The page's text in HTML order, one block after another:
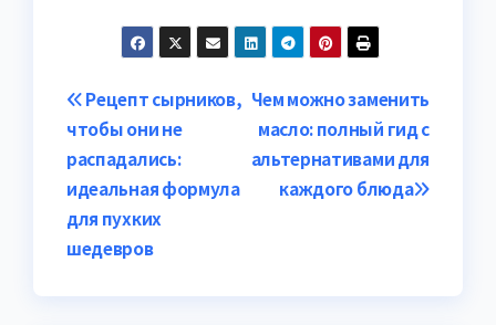
Навигация
по
записям
Чем можно заменить
масло: полный гид с
альтернативами для
каждого блюда
Рецепт сырников,
чтобы они не
распадались:
идеальная формула
для пухких
шедевров